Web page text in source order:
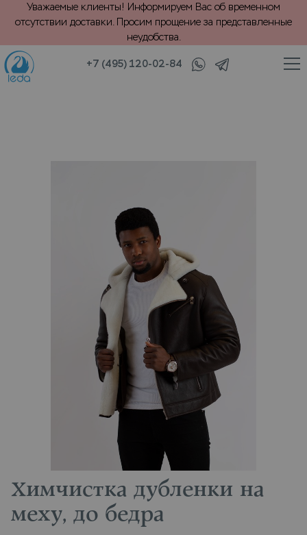
Уважаемые клиенты! Информируем Вас об временном
отсутствии доставки. Просим прощение за представленные
неудобства.
+7 (495) 120-02-84
Химчистка дубленки на
меху, до бедра